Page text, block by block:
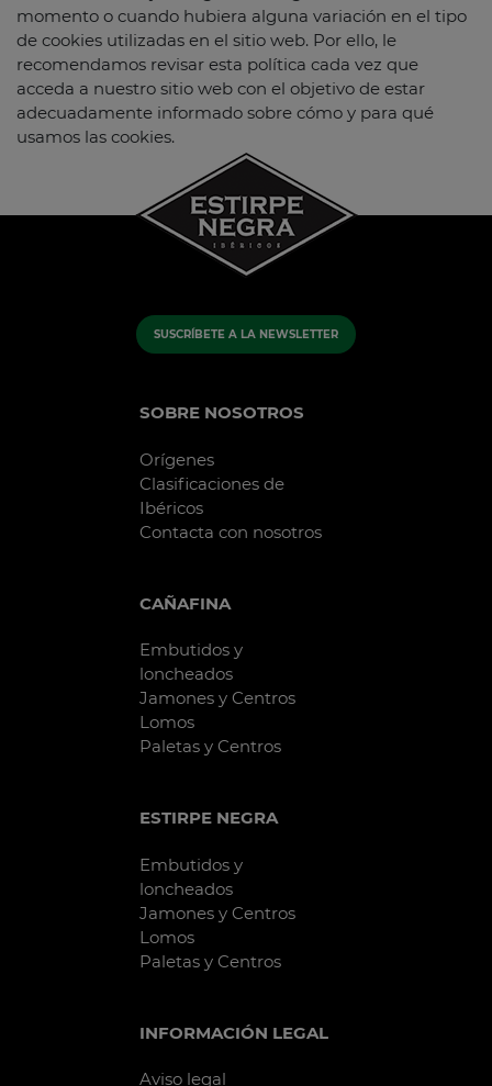
momento o cuando hubiera alguna variación en el tipo
de cookies utilizadas en el sitio web. Por ello, le
recomendamos revisar esta política cada vez que
acceda a nuestro sitio web con el objetivo de estar
adecuadamente informado sobre cómo y para qué
usamos las cookies.
SUSCRÍBETE A LA NEWSLETTER
SOBRE NOSOTROS
Orígenes
Clasificaciones de
Ibéricos
Contacta con nosotros
CAÑAFINA
Embutidos y
loncheados
Jamones y Centros
Lomos
Paletas y Centros
ESTIRPE NEGRA
Embutidos y
loncheados
Jamones y Centros
Lomos
Paletas y Centros
INFORMACIÓN LEGAL
Aviso legal